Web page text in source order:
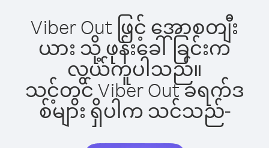
Viber Out ဖြင့် အောစတျီး
ယား သို့ ဖုန်းခေါ်ခြင်းက
လွယ်ကူပါသည်။
သင့်တွင် Viber Out ခရက်ဒ
စ်များ ရှိပါက သင်သည်-